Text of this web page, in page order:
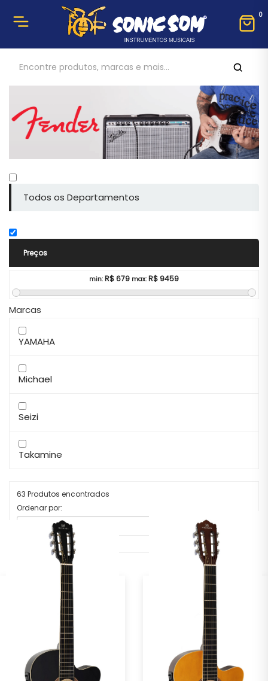
0
Todos os Departamentos
Preços
min: R$679 max: R$ 9459
Marcas
YAMAHA
Michael
Seizi
Takamine
63 Produtos encontrados
Ordenar por: